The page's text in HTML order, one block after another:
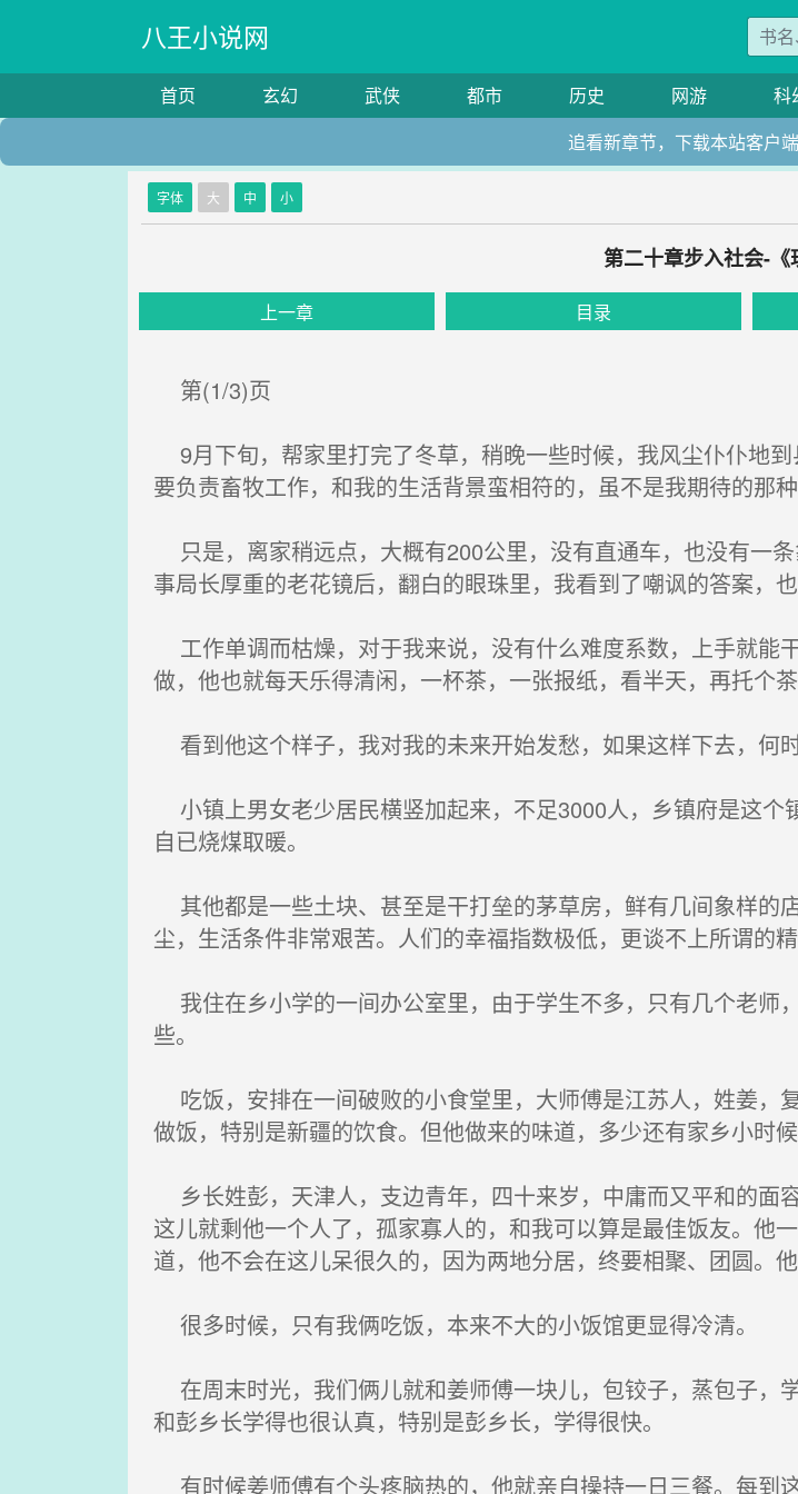
八王小说网
首页 玄幻 武侠 都市 历史 网游 科
追看新章节，下载本站客户
字体 大 中 小
第二十章步入社会-《
上一章 目录
第(1/3)页
9月下旬，帮家里打完了冬草，稍晚一些时候，我风尘仆仆地
要负责畜牧工作，和我的生活背景蛮相符的，虽不是我期待的那
只是，离家稍远点，大概有200公里，没有直通车，也没有一
事局长厚重的老花镜后，翻白的眼珠里，我看到了嘲讽的答案，也
工作单调而枯燥，对于我来说，没有什么难度系数，上手就能
做，他也就每天乐得清闲，一杯茶，一张报纸，看半天，再托个
看到他这个样子，我对我的未来开始发愁，如果这样下去，何
小镇上男女老少居民横竖加起来，不足3000人，乡镇府是这
自已烧煤取暖。
其他都是一些土块、甚至是干打垒的茅草房，鲜有几间象样的
尘，生活条件非常艰苦。人们的幸福指数极低，更谈不上所谓的精
我住在乡小学的一间办公室里，由于学生不多，只有几个老师
些。
吃饭，安排在一间破败的小食堂里，大师傅是江苏人，姓姜，
做饭，特别是新疆的饮食。但他做来的味道，多少还有家乡小时
乡长姓彭，天津人，支边青年，四十来岁，中庸而又平和的面
这儿就剩他一个人了，孤家寡人的，和我可以算是最佳饭友。他
道，他不会在这儿呆很久的，因为两地分居，终要相聚、团圆。他
很多时候，只有我俩吃饭，本来不大的小饭馆更显得冷清。
在周末时光，我们俩儿就和姜师傅一块儿，包铰子，蒸包子，
和彭乡长学得也很认真，特别是彭乡长，学得很快。
有时候姜师傅有个头疼脑热的，他就亲自操持一日三餐。每到